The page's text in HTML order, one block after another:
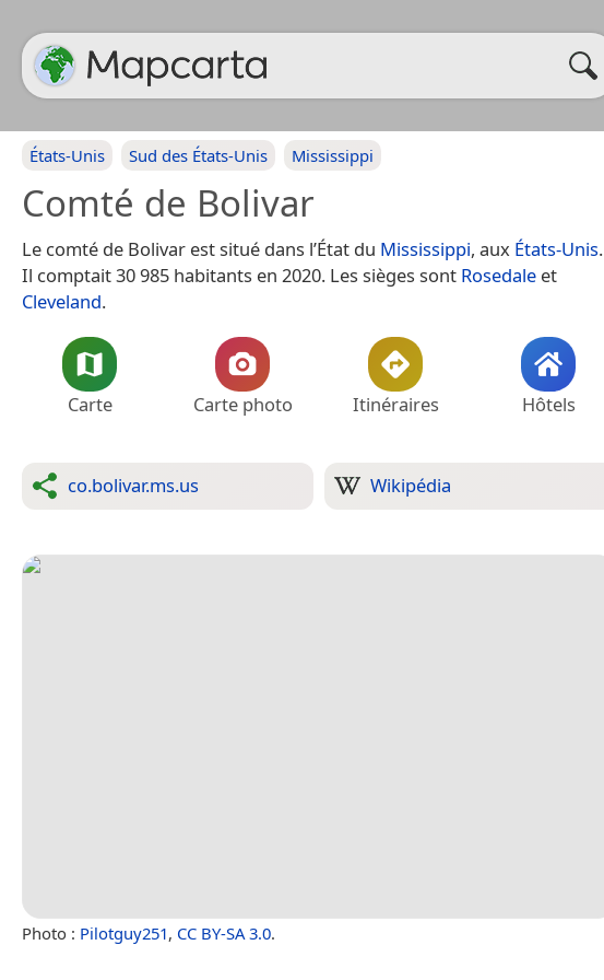
États-Unis Sud des États-Unis Mississippi
Comté de Bolivar
Le comté de Bolivar est situé dans l’État du Mississippi, aux États-Unis.
Il comptait 30 985 habitants en 2020. Les sièges sont Rosedale et
Cleveland.
Carte Carte photo Itinéraires Hôtels
co.bolivar.ms.us Wikipédia
Photo : Pilotguy251, CC BY-SA 3.0.